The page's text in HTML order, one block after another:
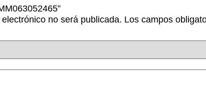
no será publicada. Los campos